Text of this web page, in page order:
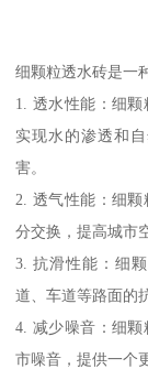
细颗粒透水砖是一
1. 透水性能：细
实现水的渗透和
害。
2. 透气性能：细
分交换，提高城市
3. 抗滑性能：细
道、车道等路面的
4. 减少噪音：细
市噪音，提供一个